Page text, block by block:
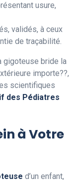
usure,
validés, à ceux
de traçabilité.
gigoteuse bride la
importe??,
scientifiques
des Pédiatres
à Votre
d’un enfant,